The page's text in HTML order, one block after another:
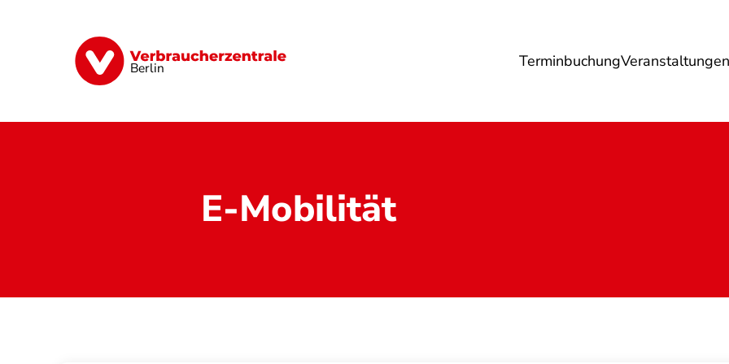
Berlin TerminbuchungVeranstaltungen
Finanzen Digitales Lebensmittel Gesundheit Energie
E-Mobilität